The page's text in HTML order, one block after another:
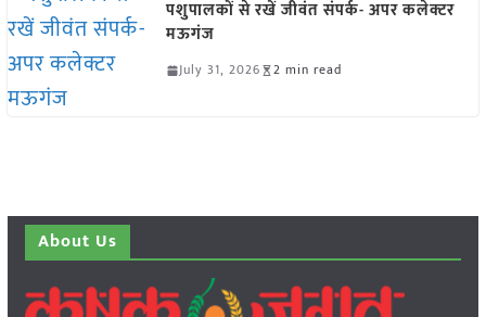
पशुपालकों से रखें जीवंत संपर्क- अपर कलेक्टर
मऊगंज
July 31, 2026 2 min read
About Us